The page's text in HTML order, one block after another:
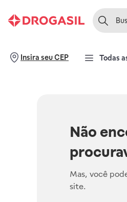
Insira seu CEP Todas
Não
Mas, você
site.